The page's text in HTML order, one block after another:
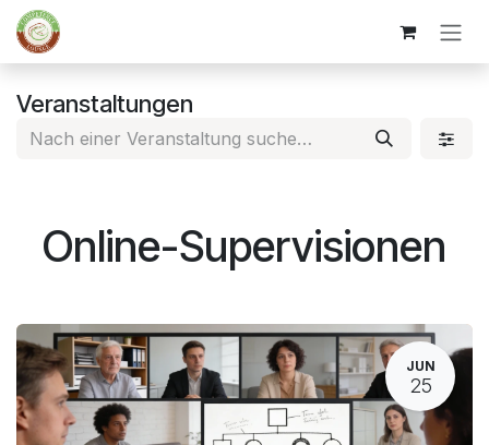
Zum Inhalt springen
Veranstaltungen
Online-Supervisionen
JUN
25